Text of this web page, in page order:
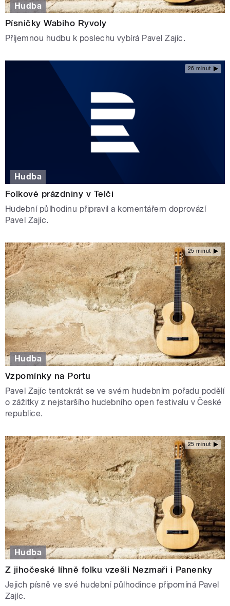
Hudba
Písničky Wabiho Ryvoly
Příjemnou hudbu k poslechu vybírá Pavel Zajíc.
26 minut
Hudba
Folkové prázdniny v Telči
Hudební půlhodinu připravil a komentářem doprovází
Pavel Zajíc.
25 minut
Hudba
Vzpomínky na Portu
Pavel Zajíc tentokrát se ve svém hudebním pořadu podělí
o zážitky z nejstaršího hudebního open festivalu v České
republice.
25 minut
Hudba
Z jihočeské líhně folku vzešli Nezmaři i Panenky
Jejich písně ve své hudební půlhodince připomíná Pavel
Zajíc.